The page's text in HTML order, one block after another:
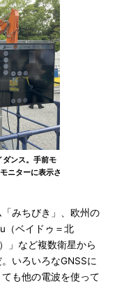
ダンス。手前モ
ニターに表示さ
みちびき」、欧州の
（ベイドゥ＝北
」など複数衛星から
いろいろなGNSSに
も他の電波を使って